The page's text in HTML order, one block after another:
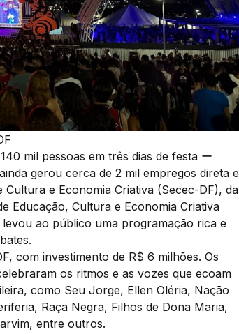
mil pessoas em três dias de festa ー
gerou cerca de 2 mil empregos direta e
e Economia Criativa (Secec-DF), da
Educação, Cultura e Economia Criativa
ao público uma programação rica e
com investimento de R$ 6 milhões. Os
os ritmos e as vozes que ecoam
como Seu Jorge, Ellen Oléria, Nação
Raça Negra, Filhos de Dona Maria,
entre outros.